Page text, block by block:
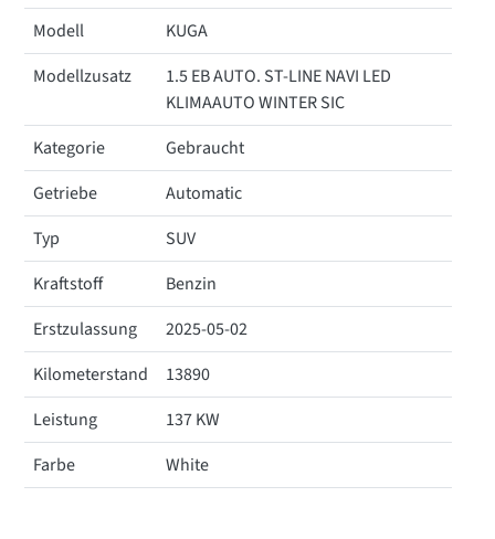
Modell
KUGA
Modellzusatz
1.5 EB AUTO. ST-LINE NAVI LED
KLIMAAUTO WINTER SIC
Kategorie
Gebraucht
Getriebe
Automatic
Typ
SUV
Kraftstoff
Benzin
Erstzulassung
2025-05-02
Kilometerstand
13890
Leistung
137 KW
Farbe
White